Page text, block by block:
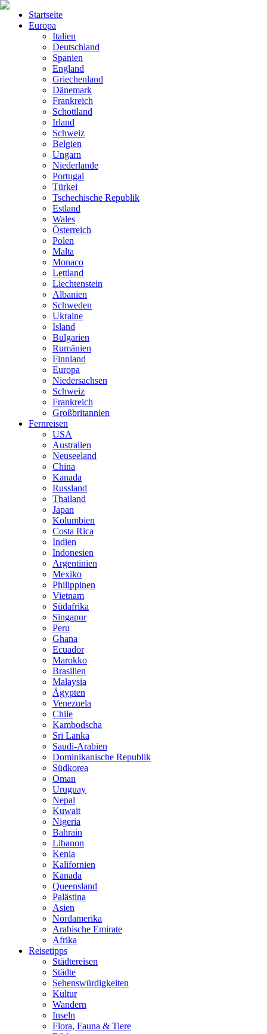
Startseite
Europa
Italien
Deutschland
Spanien
England
Griechenland
Dänemark
Frankreich
Schottland
Irland
Schweiz
Belgien
Ungarn
Niederlande
Portugal
Türkei
Tschechische Republik
Estland
Wales
Österreich
Polen
Malta
Monaco
Lettland
Liechtenstein
Albanien
Schweden
Ukraine
Island
Bulgarien
Rumänien
Finnland
Europa
Niedersachsen
Schweiz
Frankreich
Großbritannien
Fernreisen
USA
Australien
Neuseeland
China
Kanada
Russland
Thailand
Japan
Kolumbien
Costa Rica
Indien
Indonesien
Argentinien
Mexiko
Philippinen
Vietnam
Südafrika
Singapur
Peru
Ghana
Ecuador
Marokko
Brasilien
Malaysia
Ägypten
Venezuela
Chile
Kambodscha
Sri Lanka
Saudi-Arabien
Dominikanische Republik
Südkorea
Oman
Uruguay
Nepal
Kuwait
Nigeria
Bahrain
Libanon
Kenia
Kalifornien
Kanada
Queensland
Palästina
Asien
Nordamerika
Arabische Emirate
Afrika
Reisetipps
Städtereisen
Städte
Sehenswürdigkeiten
Kultur
Wandern
Inseln
Flora, Fauna & Tiere